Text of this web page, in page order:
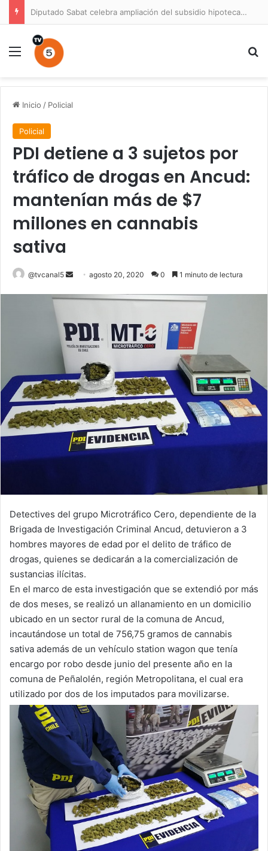
Diputado Sabat celebra ampliación del subsidio hipotecario con viviendas de hasta 6.000 UF
Menú
Inicio / Policial
Policial
PDI detiene a 3 sujetos por
tráfico de drogas en Ancud:
mantenían más de $7
millones en cannabis
sativa
@tvcanal5
Send
email
agosto 20, 2020 0 1 minuto de lectura
Detectives del grupo Microtráfico Cero, dependiente de la
Brigada de Investigación Criminal Ancud, detuvieron a 3
hombres mayores de edad por el delito de tráfico de
drogas, quienes se dedicarán a la comercialización de
sustancias ilícitas.
En el marco de esta investigación que se extendió por más
de dos meses, se realizó un allanamiento en un domicilio
ubicado en un sector rural de la comuna de Ancud,
incautándose un total de 756,75 gramos de cannabis
sativa además de un vehículo station wagon que tenía
encargo por robo desde junio del presente año en la
comuna de Peñalolén, región Metropolitana, el cual era
utilizado por dos de los imputados para movilizarse.